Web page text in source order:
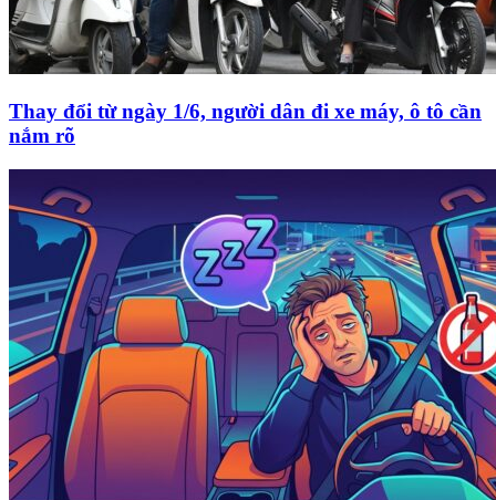
Thay đổi từ ngày 1/6, người dân đi xe máy, ô tô cần
nắm rõ